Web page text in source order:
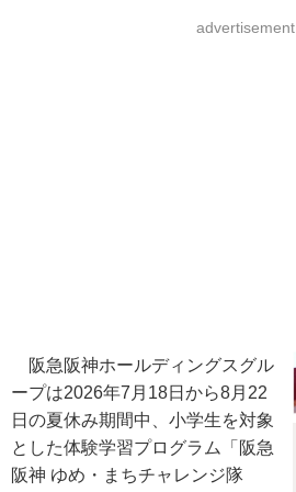
advertisement
阪急阪神ホールディングスグル
ープは2026年7月18日から8月22
日の夏休み期間中、小学生を対象
とした体験学習プログラム「阪急
阪神 ゆめ・まちチャレンジ隊